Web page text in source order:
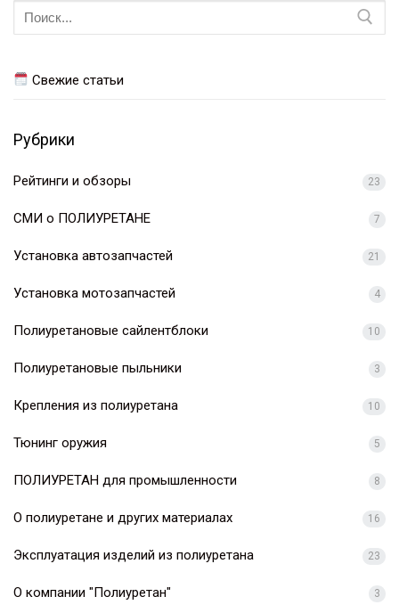
Искать:
Свежие статьи
Рубрики
Рейтинги и обзоры 23
СМИ о ПОЛИУРЕТАНЕ 7
Установка автозапчастей 21
Установка мотозапчастей 4
Полиуретановые сайлентблоки 10
Полиуретановые пыльники 3
Крепления из полиуретана 10
Тюнинг оружия 5
ПОЛИУРЕТАН для промышленности 8
О полиуретане и других материалах 16
Эксплуатация изделий из полиуретана 23
О компании "Полиуретан" 3